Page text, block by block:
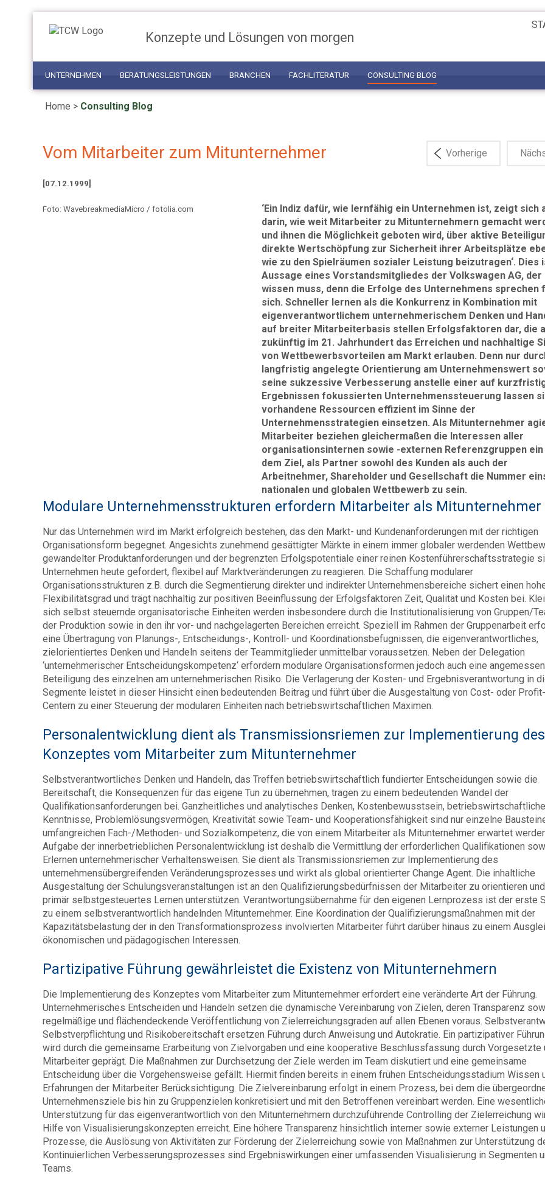
UNTERNEHMEN BERATUNGSLEISTUNGEN BRANCHEN FACHLITERATUR CONSULTING BLOG
Konzepte und Lösungen von morgen
Home > Consulting Blog
Vorherige
Vom Mitarbeiter zum Mitunternehmer
[07.12.1999]
Foto: WavebreakmediaMicro / fotolia.com
‘Ein Indiz dafür, wie lernfähig ein Unternehmen ist, zeigt sich
darin, wie weit Mitarbeiter zu Mitunternehmern gemacht
und ihnen die Möglichkeit geboten wird, über aktive
direkte Wertschöpfung zur Sicherheit ihrer Arbeitsplätze
wie zu den Spielräumen sozialer Leistung beizutragen‘. Dies
Aussage eines Vorstandsmitgliedes der Volkswagen AG, der
wissen muss, denn die Erfolge des Unternehmens sprechen
sich. Schneller lernen als die Konkurrenz in Kombination mit
eigenverantwortlichem unternehmerischem Denken und
auf breiter Mitarbeiterbasis stellen Erfolgsfaktoren dar, die
zukünftig im 21. Jahrhundert das Erreichen und nachhaltige
von Wettbewerbsvorteilen am Markt erlauben. Denn nur
langfristig angelegte Orientierung am Unternehmenswert
seine sukzessive Verbesserung anstelle einer auf
Ergebnissen fokussierten Unternehmenssteuerung lassen
vorhandene Ressourcen effizient im Sinne der
Unternehmensstrategien einsetzen. Als Mitunternehmer
Mitarbeiter beziehen gleichermaßen die Interessen aller
organisationsinternen sowie -externen Referenzgruppen
dem Ziel, als Partner sowohl des Kunden als auch der
Arbeitnehmer, Shareholder und Gesellschaft die Nummer
nationalen und globalen Wettbewerb zu sein.
Modulare Unternehmensstrukturen erfordern Mitarbeiter als Mitunternehmer
Nur das Unternehmen wird im Markt erfolgreich bestehen, das den Markt- und Kundenanforderungen mit der richtigen
Organisationsform begegnet. Angesichts zunehmend gesättigter Märkte in einem immer globaler werdenden
gewandelter Produktanforderungen und der begrenzten Erfolgspotentiale einer reinen Kosten­führer­schafts­strategie
Unternehmen heute gefordert, flexibel auf Marktveränderungen zu reagieren. Die Schaffung modularer
Organisationsstrukturen z.B. durch die Segmentierung direkter und indirekter Unternehmensbereiche sichert einen
Flexibilitätsgrad und trägt nachhaltig zur positiven Beeinflussung der Erfolgsfaktoren Zeit, Qualität und Kosten bei.
sich selbst steuernde organisatorische Einheiten werden insbesondere durch die Institutionalisierung von Gruppen/
der Produktion sowie in den ihr vor- und nachgelagerten Bereichen erreicht. Speziell im Rahmen der Gruppenarbeit
eine Übertragung von Planungs-, Entscheidungs-, Kontroll- und Koordinationsbefugnissen, die eigenverantwortliches,
zielorientiertes Denken und Handeln seitens der Teammitglieder unmittelbar voraussetzen. Neben der Delegation
‘unternehmerischer Entscheidungskompetenz‘ erfordern modulare Organisationsformen jedoch auch eine
Beteiligung des einzelnen am unternehmerischen Risiko. Die Verlagerung der Kosten- und Ergebnisverantwortung in
Segmente leistet in dieser Hinsicht einen bedeutenden Beitrag und führt über die Ausgestaltung von Cost- oder Profit-
Centern zu einer Steuerung der modularen Einheiten nach betriebswirtschaftlichen Maximen.
Personalentwicklung dient als Transmissionsriemen zur Implementierung des
Konzeptes vom Mitarbeiter zum Mitunternehmer
Selbstverantwortliches Denken und Handeln, das Treffen betriebswirtschaftlich fundierter Entscheidungen sowie die
Bereitschaft, die Konsequenzen für das eigene Tun zu übernehmen, tragen zu einem bedeutenden Wandel der
Qualifikationsanforderungen bei. Ganzheitliches und analytisches Denken, Kostenbewusstsein, betriebswirtschaftliche
Kenntnisse, Problem­lösungs­vermögen, Kreativität sowie Team- und Kooperationsfähigkeit sind nur einzelne
umfangreichen Fach-/Methoden- und Sozialkompetenz, die von einem Mitarbeiter als Mitunternehmer erwartet
Aufgabe der innerbetrieblichen Personalentwicklung ist deshalb die Vermittlung der erforderlichen Qualifikationen
Erlernen unternehmerischer Verhaltensweisen. Sie dient als Transmissionsriemen zur Implementierung des
unternehmensübergreifenden Veränderungs­prozesses und wirkt als global orientierter Change Agent. Die inhaltliche
Ausgestaltung der Schulungsveranstaltungen ist an den Qualifizierungsbedürfnissen der Mitarbeiter zu orientieren
primär selbstgesteuertes Lernen unterstützen. Verantwortungsübernahme für den eigenen Lernprozess ist der erste
zu einem selbstverantwortlich handelnden Mitunternehmer. Eine Koordination der Qualifizierungsmaßnahmen mit der
Kapazitätsbelastung der in den Transformationsprozess involvierten Mitarbeiter führt darüber hinaus zu einem
ökonomischen und pädagogischen Interessen.
Partizipative Führung gewährleistet die Existenz von Mitunternehmern
Die Implementierung des Konzeptes vom Mitarbeiter zum Mitunternehmer erfordert eine veränderte Art der Führung.
Unternehmerisches Entscheiden und Handeln setzen die dynamische Vereinbarung von Zielen, deren Transparenz
regelmäßige und flächendeckende Veröffentlichung von Zielerreichungsgraden auf allen Ebenen voraus.
Selbstverpflichtung und Risikobereitschaft ersetzen Führung durch Anweisung und Autokratie. Ein partizipativer
wird durch die gemeinsame Erarbeitung von Zielvorgaben und eine kooperative Beschlussfassung durch Vorgesetzte
Mitarbeiter geprägt. Die Maßnahmen zur Durchsetzung der Ziele werden im Team diskutiert und eine gemeinsame
Entscheidung über die Vorgehensweise gefällt. Hiermit finden bereits in einem frühen Entscheidungsstadium Wissen
Erfahrungen der Mitarbeiter Berücksichtigung. Die Zielvereinbarung erfolgt in einem Prozess, bei dem die
Unternehmensziele bis hin zu Gruppenzielen konkretisiert und mit den Betroffenen vereinbart werden. Eine
Unterstützung für das eigenverantwortlich von den Mitunternehmern durchzuführende Controlling der Zielerreichung
Hilfe von Visuali­sie­rungs­konzepten erreicht. Eine höhere Transparenz hinsichtlich interner sowie externer Leistungen
Prozesse, die Auslösung von Aktivitäten zur Förderung der Zielerreichung sowie von Maßnahmen zur Unterstützung
Kontinuierlichen Verbesserungsprozesses sind Ergebniswirkungen einer umfassenden Visualisierung in Segmenten
Teams.